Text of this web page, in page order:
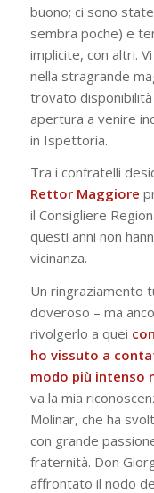
buono; ci sono
sembra poche) e
implicite, con altri.
nella stragrande
trovato
apertura a venire
in Ispettoria.
Tra i confratelli
Rettor Maggiore
il Consigliere
questi anni non
vicinanza.
Un ringraziamento
doveroso – ma
rivolgerlo a quei
ho vissuto a
modo più intenso
va la mia
Molinar, che ha
con grande
fraternità. Don
affrontato il nodo